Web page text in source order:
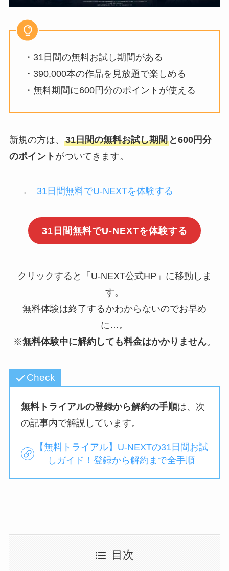
・31日間の無料お試し期間がある
・390,000本の作品を見放題で楽しめる
・無料期間に600円分のポイントが使える
新規の方は、 31日間の無料お試し期間と600円分
のポイント がついてきます。
→ 31日間無料でU-NEXTを体験する
31日間無料でU-NEXTを体験する
クリックすると「U-NEXT公式HP」に移動しま
す。
無料体験は終了するかわからないのでお早め
に…。
※無料体験中に解約しても料金はかかりません。
Check
無料トライアルの登録から解約の手順は、次
の記事内で解説しています。
【無料トライアル】U-NEXTの31日間お試
しガイド！登録から解約まで全手順
目次